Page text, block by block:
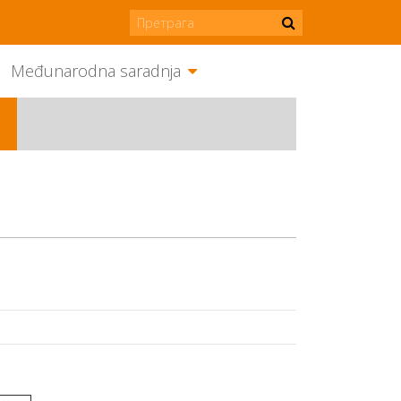
Međunarodna saradnja